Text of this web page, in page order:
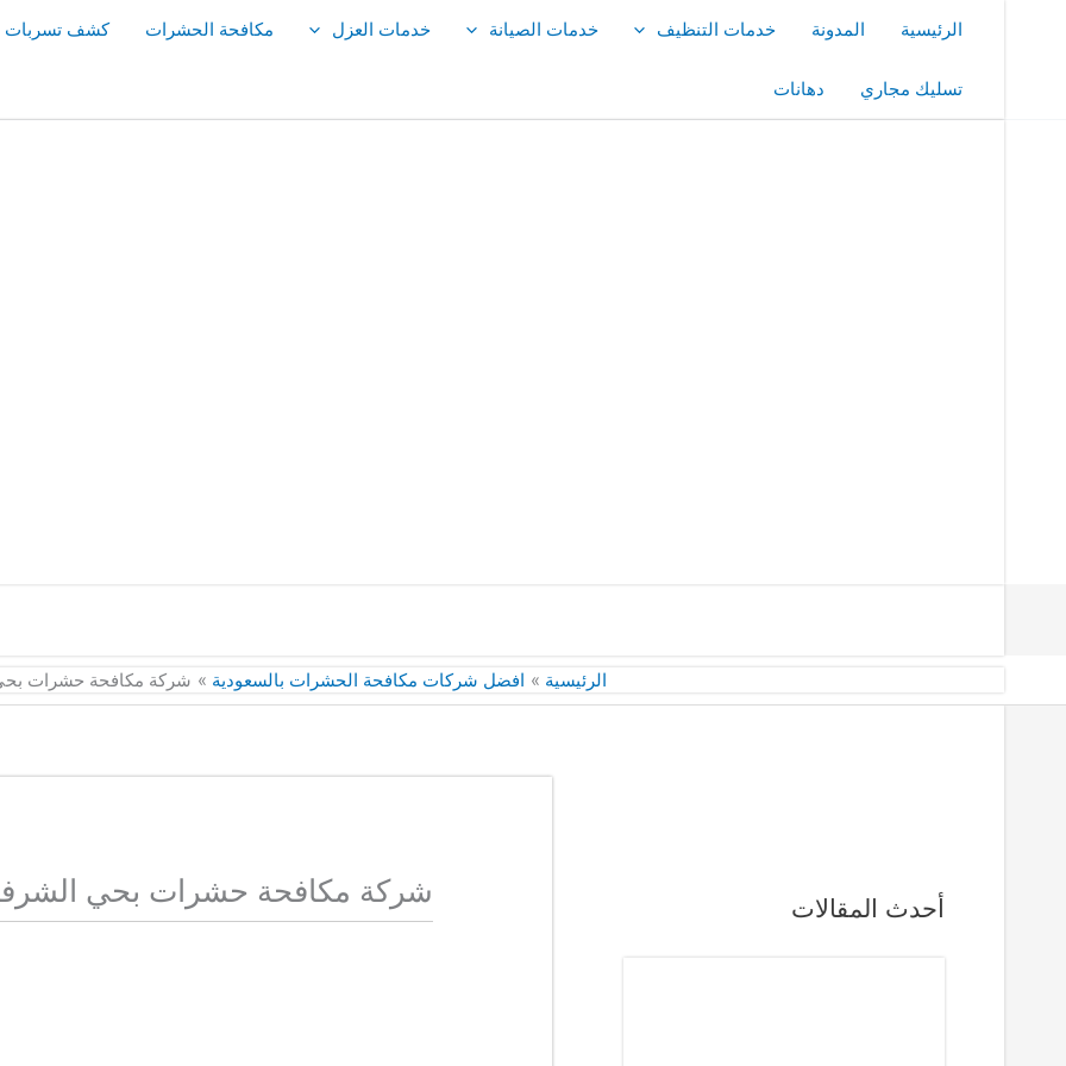
الرئيسية المدونة خدمات التنظيف خدمات الصيانة خدمات العزل مكافحة الحشرات كشف تسربات
تسليك مجاري دهانات
الرئيسية افضل شركات مكافحة الحشرات بالسعودية شركة مكافحة حشرات
أحدث المقالات شركة مكافحة حشرات بحي